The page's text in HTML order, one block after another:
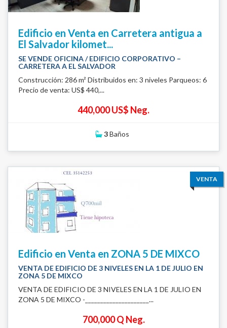
Edificio en Venta en Carretera antigua a
El Salvador kilomet...
SE VENDE OFICINA / EDIFICIO CORPORATIVO –
CARRETERA A EL SALVADOR
Construcción: 286 m² Distribuidos en: 3 niveles Parqueos: 6
Precio de venta: US$ 440,...
440,000 US$ Neg.
3Baños
VENTA
Edificio en Venta en ZONA 5 DE MIXCO
VENTA DE EDIFICIO DE 3 NIVELES EN LA 1 DE JULIO EN
ZONA 5 DE MIXCO
VENTA DE EDIFICIO DE 3 NIVELES EN LA 1 DE JULIO EN
ZONA 5 DE MIXCO -_____________________...
700,000 Q Neg.